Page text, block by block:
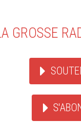
GROSSE